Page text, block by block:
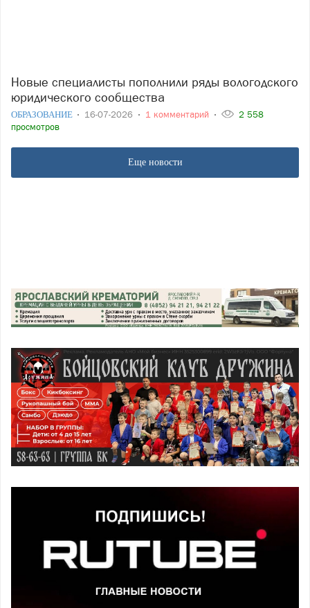
Новые специалисты пополнили ряды вологодского
юридического сообщества
ОБРАЗОВАНИЕ 16-07-2026 1 комментарий
2 558
просмотров
Еще новости